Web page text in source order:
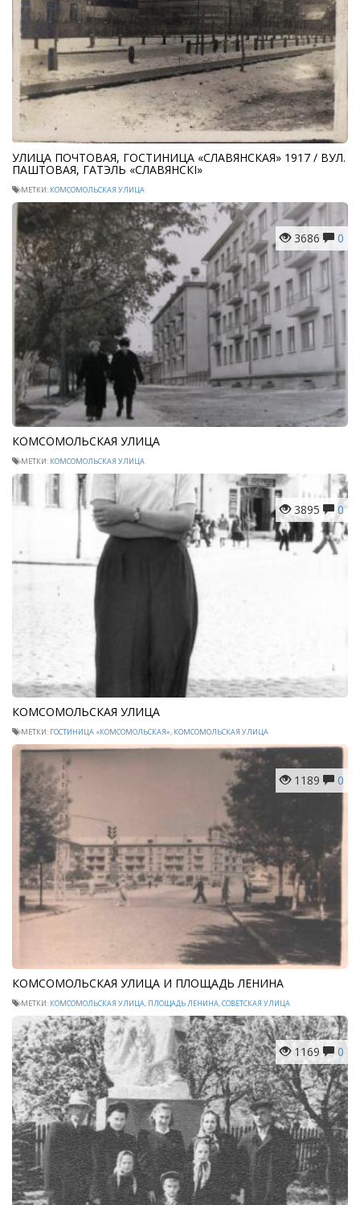
УЛИЦА ПОЧТОВАЯ, ГОСТИНИЦА «СЛАВЯНСКАЯ» 1917 / ВУЛ.
ПАШТОВАЯ, ГАТЭЛЬ «СЛАВЯНСКІ»
МЕТКИ: КОМСОМОЛЬСКАЯ УЛИЦА
3686 0
КОМСОМОЛЬСКАЯ УЛИЦА
МЕТКИ: КОМСОМОЛЬСКАЯ УЛИЦА
3895 0
КОМСОМОЛЬСКАЯ УЛИЦА
МЕТКИ: ГОСТИНИЦА «КОМСОМОЛЬСКАЯ», КОМСОМОЛЬСКАЯ УЛИЦА
1189 0
КОМСОМОЛЬСКАЯ УЛИЦА И ПЛОЩАДЬ ЛЕНИНА
МЕТКИ: КОМСОМОЛЬСКАЯ УЛИЦА, ПЛОЩАДЬ ЛЕНИНА,СОВЕТСКАЯ УЛИЦА
1169 0